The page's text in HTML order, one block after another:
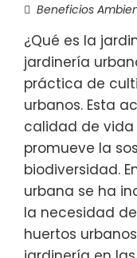
Beneficios
¿Qué es la
jardinería
práctica de
urbanos. Esta
calidad de vida
promueve la
biodiversidad.
urbana se ha
la necesidad
huertos